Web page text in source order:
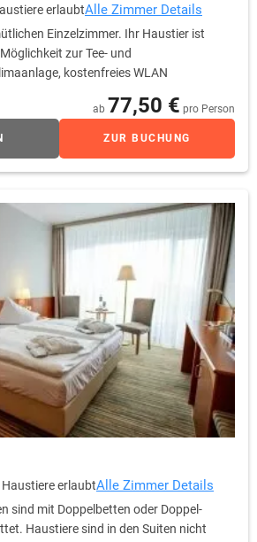
erlaubtAlle Zimmer Details
Einzelzimmer. Ihr Haustier ist
zur Tee- und
kostenfreies WLAN
ab 77,50 € pro Person
ZUR BUCHUNG
Haustiere erlaubtAlle Zimmer Details
sind mit Doppelbetten oder Doppel-
Haustiere sind in den Suiten nicht